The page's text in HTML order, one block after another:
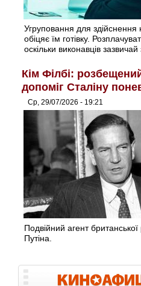
Угруповання для здійснення
обіцяє їм готівку.
оскільки виконавців
Кім Філбі:
допоміг Сталіну
Ср, 29/07/2026 - 19:21
Подвійний агент
Путіна.